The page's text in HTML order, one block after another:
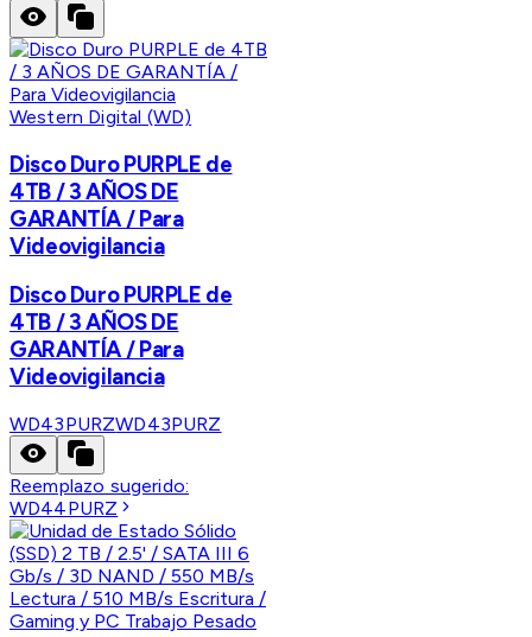
Western Digital (WD)
Disco Duro PURPLE de
4TB / 3 AÑOS DE
GARANTÍA / Para
Videovigilancia
Disco Duro PURPLE de
4TB / 3 AÑOS DE
GARANTÍA / Para
Videovigilancia
WD43PURZWD43PURZ
Reemplazo sugerido:
WD44PURZ